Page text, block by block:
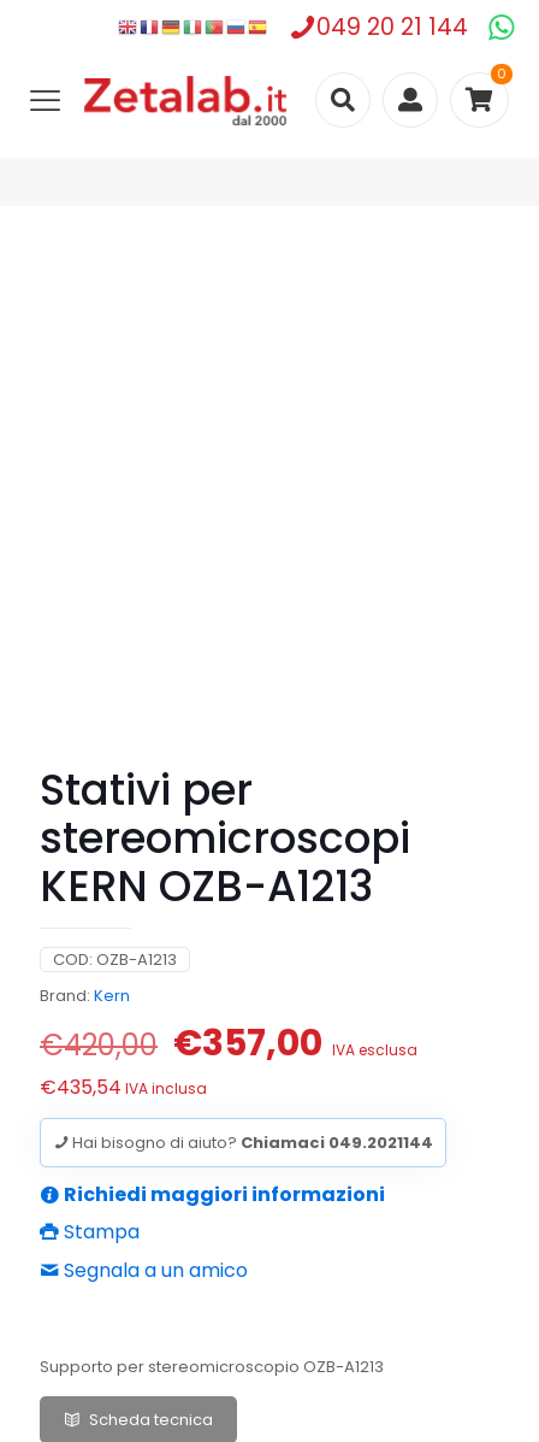
049 20 21 144
0
Stativi per
stereomicroscopi
KERN OZB-A1213
COD: OZB-A1213
Brand: Kern
€420,00 Il
prezzo
originale
era:
€420,00.
€357,00 Il
attuale
è:
€357,00.
IVA esclusa
€435,54 IVA inclusa
Hai bisogno di aiuto? Chiamaci 049.2021144
Richiedi maggiori informazioni
Stampa
Segnala a un amico
Supporto per stereomicroscopio OZB-A1213
Scheda tecnica